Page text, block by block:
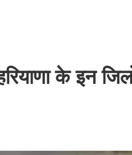
के इन जिलों